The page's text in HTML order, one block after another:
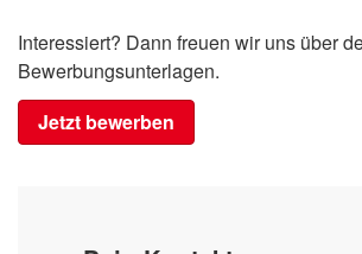
Interessiert? Dann freuen wir uns über
Bewerbungsunterlagen.
Jetzt bewerben